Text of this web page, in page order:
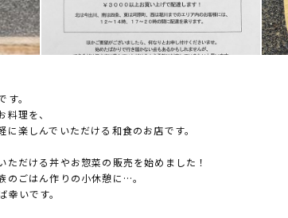
。
理を、
楽しんでいただける和食のお店です。
だける丼やお惣菜の販売を始めました！
のごはん作りの小休憩に…。
いです。